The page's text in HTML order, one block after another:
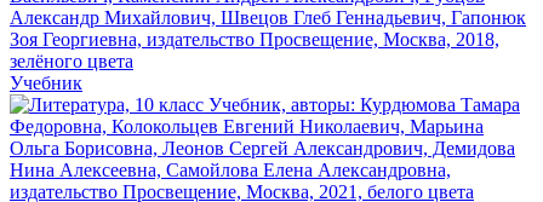
Учебник